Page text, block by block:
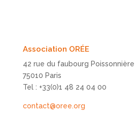
Association ORÉE
42 rue du faubourg Poissonnière
75010 Paris
Tel : +33(0)1 48 24 04 00
contact@oree.org